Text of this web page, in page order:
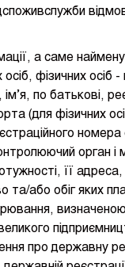
а саме
фізичних осіб
по батькові,
(для фізичних
орган
її адреса,
та/або обіг яких
про державну